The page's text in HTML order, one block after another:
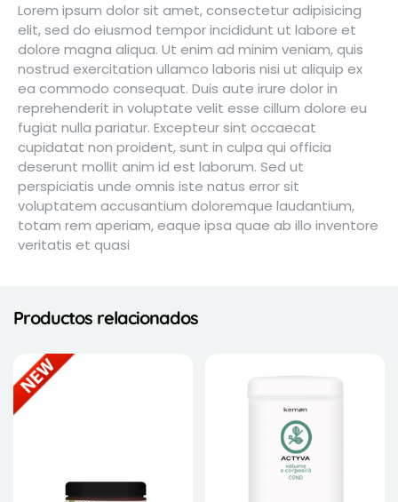
Lorem ipsum dolor sit amet, consectetur adipisicing
elit, sed do eiusmod tempor incididunt ut labore et
dolore magna aliqua. Ut enim ad minim veniam, quis
nostrud exercitation ullamco laboris nisi ut aliquip ex
ea commodo consequat. Duis aute irure dolor in
reprehenderit in voluptate velit esse cillum dolore eu
fugiat nulla pariatur. Excepteur sint occaecat
cupidatat non proident, sunt in culpa qui officia
deserunt mollit anim id est laborum. Sed ut
perspiciatis unde omnis iste natus error sit
voluptatem accusantium doloremque laudantium,
totam rem aperiam, eaque ipsa quae ab illo inventore
veritatis et quasi
Productos relacionados